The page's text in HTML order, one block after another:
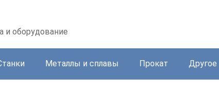
и оборудование
Металлы и сплавы Прокат Другое